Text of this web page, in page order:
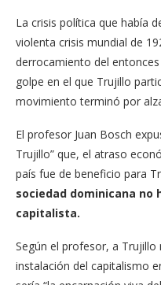
La crisis política que había
violenta crisis mundial de
derrocamiento del
golpe en el que Trujillo
movimiento terminó por
El profesor Juan Bosch
Trujillo” que, el atraso
país fue de beneficio para
sociedad dominicana no
capitalista.
Según el profesor, a
instalación del capitalismo